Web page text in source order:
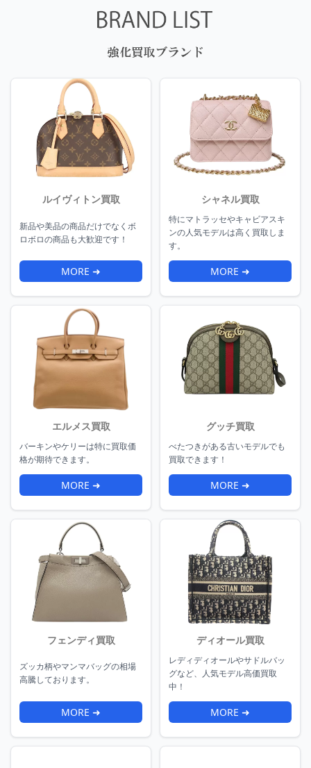
ルイヴィトン買取
新品や美品の商品だけでなくボ
ロボロの商品も大歓迎です！
MORE ➜
シャネル買取
特にマトラッセやキャビアスキ
ンの人気モデルは高く買取しま
す。
MORE ➜
エルメス買取
バーキンやケリーは特に買取価
格が期待できます。
MORE ➜
グッチ買取
べたつきがある古いモデルでも
買取できます！
MORE ➜
フェンディ買取
ズッカ柄やマンマバッグの相場
高騰しております。
MORE ➜
ディオール買取
レディディオールやサドルバッ
グなど、人気モデル高価買取
中！
MORE ➜